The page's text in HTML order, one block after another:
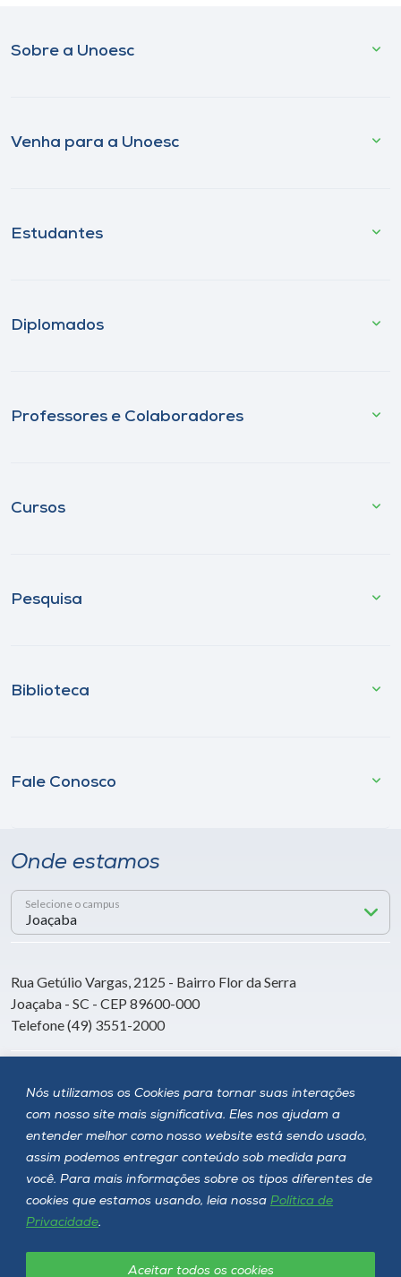
Nós utilizamos os Cookies para tornar suas interações
com nosso site mais significativa. Eles nos ajudam a
entender melhor como nosso website está sendo usado,
assim podemos entregar conteúdo sob medida para
você. Para mais informações sobre os tipos diferentes de
cookies que estamos usando, leia nossa Política de
Privacidade.
Aceitar todos os cookies
Sobre a Unoesc
Venha para a Unoesc
Estudantes
Diplomados
Professores e Colaboradores
Cursos
Pesquisa
Biblioteca
Fale Conosco
Onde estamos
Selecione o campus
Rua Getúlio Vargas, 2125 - Bairro Flor da Serra
Joaçaba - SC - CEP 89600-000
Telefone (49) 3551-2000
Siga a Unoesc